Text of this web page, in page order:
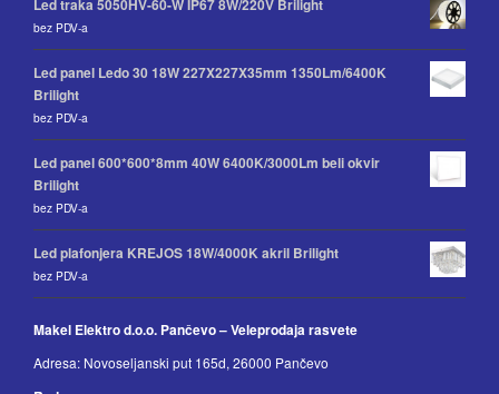
Led traka 5050HV-60-W IP67 8W/220V Brilight
bez PDV-a
Led panel Ledo 30 18W 227X227X35mm 1350Lm/6400K
Brilight
bez PDV-a
Led panel 600*600*8mm 40W 6400K/3000Lm beli okvir
Brilight
bez PDV-a
Led plafonjera KREJOS 18W/4000K akril Brilight
bez PDV-a
Makel Elektro d.o.o. Pančevo – Veleprodaja rasvete
Adresa: Novoseljanski put 165d, 26000 Pančevo